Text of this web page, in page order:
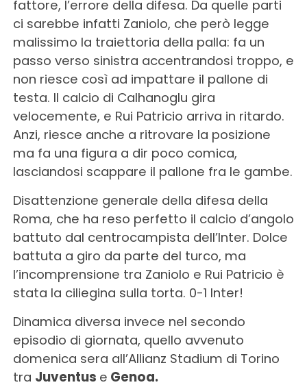
fattore, l’errore della difesa. Da quelle parti
ci sarebbe infatti Zaniolo, che però legge
malissimo la traiettoria della palla: fa un
passo verso sinistra accentrandosi troppo, e
non riesce così ad impattare il pallone di
testa. Il calcio di Calhanoglu gira
velocemente, e Rui Patricio arriva in ritardo.
Anzi, riesce anche a ritrovare la posizione
ma fa una figura a dir poco comica,
lasciandosi scappare il pallone fra le gambe.
Disattenzione generale della difesa della
Roma, che ha reso perfetto il calcio d’angolo
battuto dal centrocampista dell’Inter. Dolce
battuta a giro da parte del turco, ma
l’incomprensione tra Zaniolo e Rui Patricio è
stata la ciliegina sulla torta. 0-1 Inter!
Dinamica diversa invece nel secondo
episodio di giornata, quello avvenuto
domenica sera all’Allianz Stadium di Torino
tra Juventus e Genoa.